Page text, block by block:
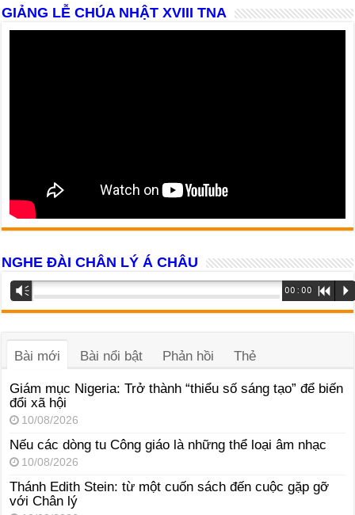
GIẢNG LỄ CHÚA NHẬT XVIII TNA
NGHE ĐÀI CHÂN LÝ Á CHÂU
Trình
phát
âm
Vm 00:00 R P
Bài mới Bài nổi bật Phản hồi Thẻ
Giám mục Nigeria: Trở thành “thiểu số sáng tạo” để biến
đổi xã hội
10/08/2026
Nếu các dòng tu Công giáo là những thể loại âm nhạc
10/08/2026
Thánh Edith Stein: từ một cuốn sách đến cuộc gặp gỡ
với Chân lý